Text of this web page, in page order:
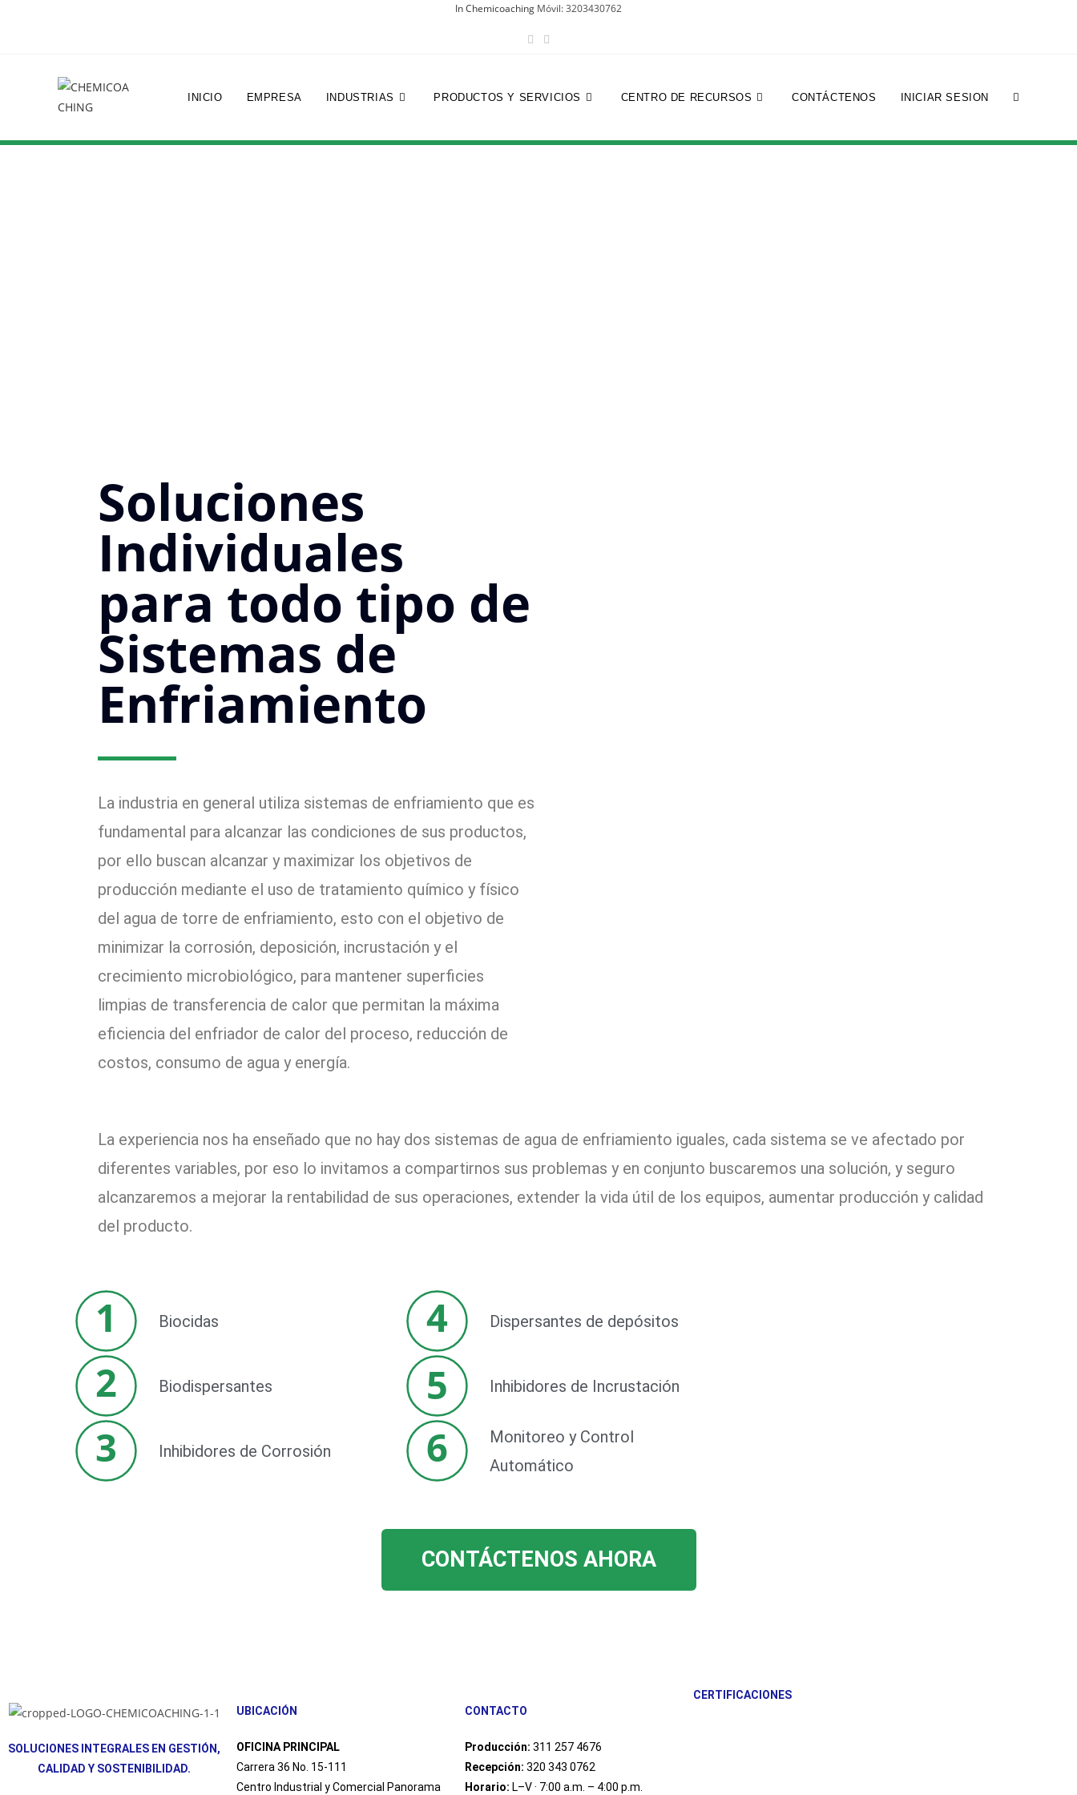
In Chemicoaching Móvil: 3203430762
INICIO EMPRESA INDUSTRIAS PRODUCTOS Y SERVICIOS CENTRO DE RECURSOS CONTÁCTENOS INICIAR SESION
Soluciones
Individuales
para todo tipo de
Sistemas de
Enfriamiento
La industria en general utiliza sistemas de enfriamiento que es
fundamental para alcanzar las condiciones de sus productos,
por ello buscan alcanzar y maximizar los objetivos de
producción mediante el uso de tratamiento químico y físico
del agua de torre de enfriamiento, esto con el objetivo de
minimizar la corrosión, deposición, incrustación y el
crecimiento microbiológico, para mantener superficies
limpias de transferencia de calor que permitan la máxima
eficiencia del enfriador de calor del proceso, reducción de
costos, consumo de agua y energía.
La experiencia nos ha enseñado que no hay dos sistemas de agua de enfriamiento iguales, cada sistema se ve afectado por
diferentes variables, por eso lo invitamos a compartirnos sus problemas y en conjunto buscaremos una solución, y seguro
alcanzaremos a mejorar la rentabilidad de sus operaciones, extender la vida útil de los equipos, aumentar producción y calidad
del producto.
1 Biocidas
2 Biodispersantes
3 Inhibidores de Corrosión
4 Dispersantes de depósitos
5 Inhibidores de Incrustación
6
Monitoreo y Control
Automático
CONTÁCTENOS AHORA
SOLUCIONES INTEGRALES EN GESTIÓN,
CALIDAD Y SOSTENIBILIDAD.
UBICACIÓN
OFICINA PRINCIPAL
Carrera 36 No. 15-111
Centro Industrial y Comercial Panorama
CONTACTO
Producción: 311 257 4676
Recepción: 320 343 0762
Horario: L–V · 7:00 a.m. – 4:00 p.m.
CERTIFICACIONES